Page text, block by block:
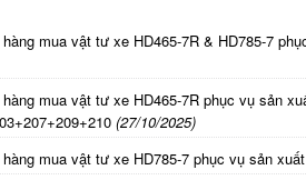
mua vật tư xe HD465-7R & HD785-7
mua vật tư xe HD465-7R phục vụ sản
(27/10/2025)
mua vật tư xe HD785-7 phục vụ sản